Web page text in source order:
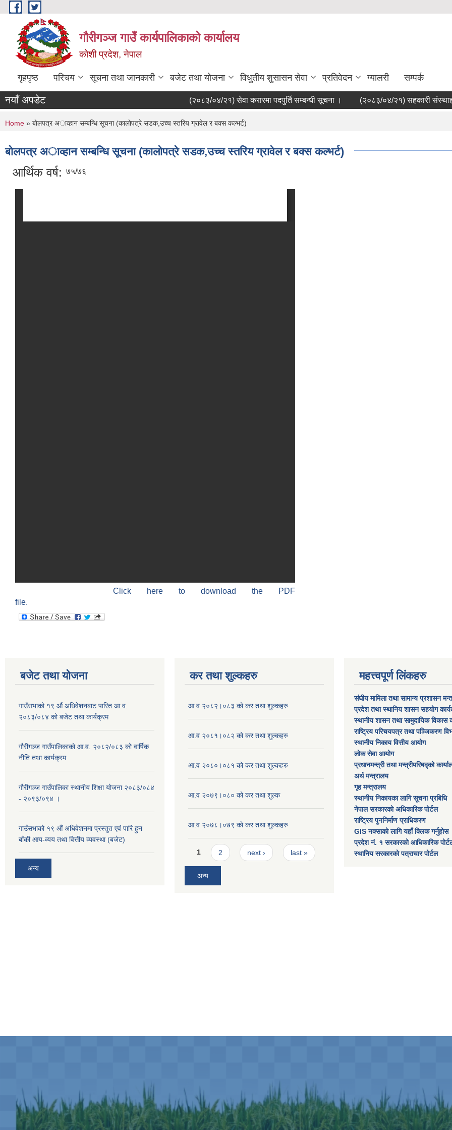
Skip to main content
गौरीगञ्‍ज गाउँ कार्यपालिकाको कार्यालय
कोशी प्रदेश, नेपाल
गृहपृष्ठ परिचय सूचना तथा जानकारी बजेट तथा योजना विधुतीय शुसासन सेवा प्रतिवेदन ग्यालरी सम्पर्क
नयाँ अपडेट (२०८३/०४/२१) सेवा करारमा पदपुर्ति सम्बन्धी सूचना । (२०८३/०४/२१) सहकारी
You are here
Home » बाेलपत्र अाव्हान सम्बन्धि सूचना (कालाेपत्रे सडक,उच्च स्तरिय ग्रावेल र बक्स कल्भर्ट)
बाेलपत्र अाव्हान सम्बन्धि सूचना (कालाेपत्रे सडक,उच्च स्तरिय ग्रावेल र बक्स कल्भर्ट)
आर्थिक वर्ष: ७५/७६
Click here to download the PDF
file.
बजेट तथा याेजना
गाउँसभाको १९ औं अधिवेशनबाट पारित आ.व.
२०८३/०८४ को बजेट तथा कार्यक्रम
गौरीगञ्ज गाउँपालिकाको आ.व. २०८२/०८३ को वार्षिक
नीति तथा कार्यक्रम
गौरीगञ्ज गाउँपालिका स्थानीय शिक्षा योजना २०८३/०८४
- २०९३/०९४ ।
गाउँसभाको १९ ‌औं अधिवेशनमा प्रस्तुत एवं पारि हुन
बाँकी आय-व्यय तथा वित्तीय व्यवस्था (बजेट)
अन्य
कर तथा शुल्कहरु
आ.व २०८२।०८३ को कर तथा शुल्कहरु
आ.व २०८१।०८२ को कर तथा शुल्कहरु
आ.व २०८०।०८१ को कर तथा शुल्कहरु
आ.व २०७९।०८० को कर तथा शुल्क
आ.व २०७८।०७९ काे कर तथा शुल्कहरु
Pages
1 2 next › last »
अन्य
महत्त्वपूर्ण लिंकहरु
संघीय मामिला तथा सामान्य प्रशासन
प्रदेश तथा स्थानिय शासन सहयोग
स्थानीय शासन तथा सामुदायिक विकास
राष्ट्रिय परिचयपत्र तथा पञ्जिकरण
स्थानीय निकाय वित्तीय आयोग
लोक सेवा आयोग
प्रधानमन्त्री तथा मन्त्रीपरिषद्को
अर्थ मन्त्रालय
गृह मन्त्रालय
स्थानीय निकायका लागि सूचना प्रबिधि
नेपाल सरकारको अधिकारिक पोर्टल
राष्ट्रिय पुननिर्माण प्राधिकरण
GIS नक्साको लागि यहाँ क्लिक गर्नुहोस
प्रदेश नं. १ सरकारको आधिकारिक
स्थानिय सरकारको पत्राचार पोर्टल